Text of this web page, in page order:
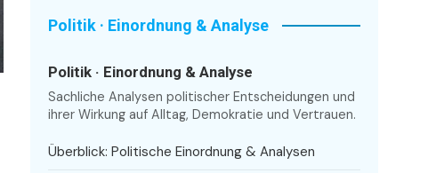
Politik · Einordnung & Analyse
Politik · Einordnung & Analyse
Sachliche Analysen politischer Entscheidungen und
ihrer Wirkung auf Alltag, Demokratie und Vertrauen.
Überblick: Politische Einordnung & Analysen